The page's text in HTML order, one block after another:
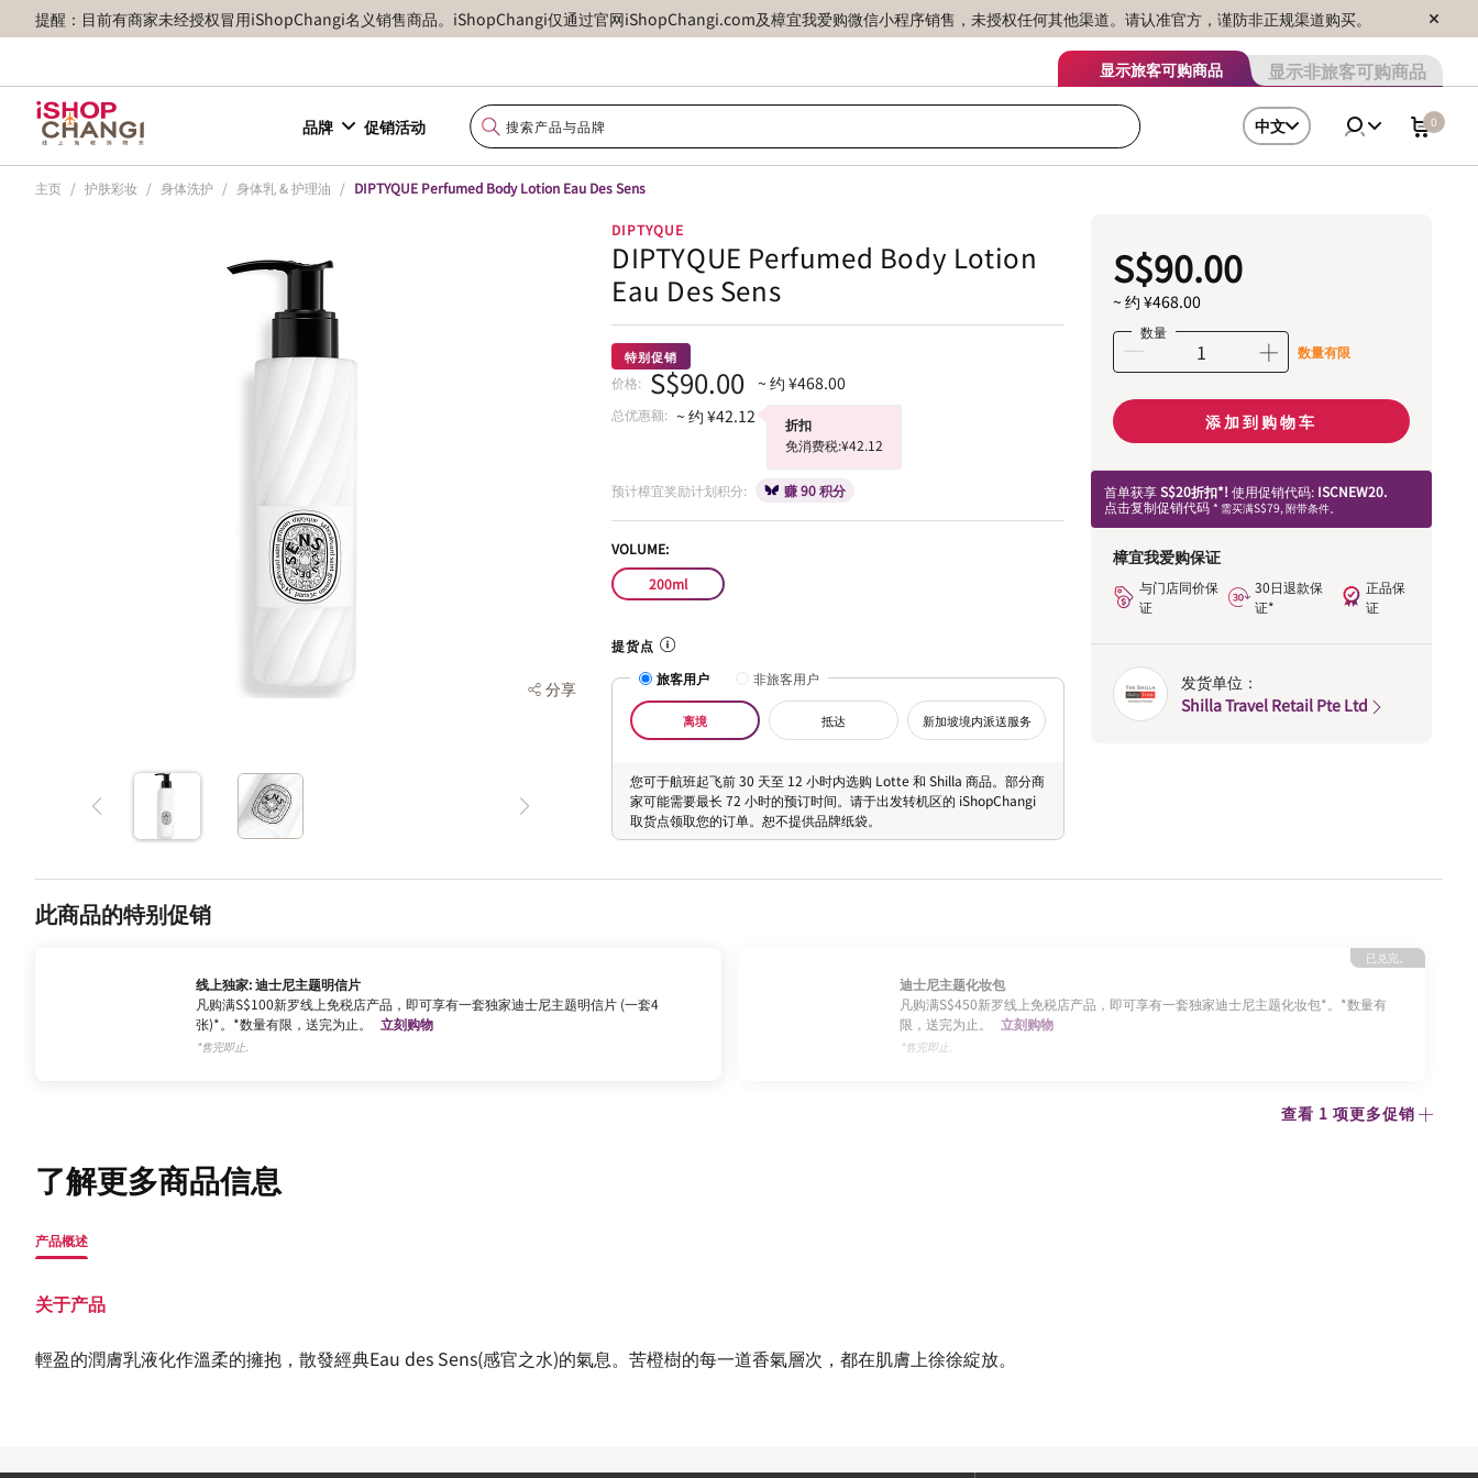
提醒：目前有商家未经授权冒用iShopChangi名义销售商品。iShopChangi仅通过官网iShopChangi.com及樟宜我爱购微信小程序销售，未授权任何其他渠道。请认准官方，谨防非正规渠道购买。
显示旅客可购商品 显示非旅客可购商品
品牌 促销活动 中文 0
主页 / 护肤彩妆 / 身体洗护 / 身体乳 & 护理油 / DIPTYQUE Perfumed Body Lotion Eau Des Sens
分享
DIPTYQUE
DIPTYQUE Perfumed Body Lotion
Eau Des Sens
特别促销
价格: S$90.00 ~ 约 ¥468.00
总优惠额: ~ 约 ¥42.12
折扣
免消费税:¥42.12
预计樟宜奖励计划积分: 赚 90 积分
VOLUME:
200ml
提货点
旅客用户
非旅客用户
离境 抵达 新加坡境内派送服务
您可于航班起飞前 30 天至 12 小时内选购 Lotte 和 Shilla 商品。部分商
家可能需要最长 72 小时的预订时间。请于出发转机区的 iShopChangi
取货点领取您的订单。恕不提供品牌纸袋。
S$90.00
~ 约 ¥468.00
数量
数量有限
添加到购物车
首单获享S$20折扣*! 使用促销代码: ISCNEW20.
点击复制促销代码 * 需买满S$79, 附带条件。
樟宜我爱购保证
与门店同价保
证
30日退款保
证*
正品保
证
发货单位：
Shilla Travel Retail Pte Ltd
此商品的特别促销
线上独家: 迪士尼主题明信片
凡购满S$100新罗线上免税店产品，即可享有一套独家迪士尼主题明信片 (一套4
张)*。*数量有限，送完为止。
立刻购物
*售完即止.
已兑完。
迪士尼主题化妆包
凡购满S$450新罗线上免税店产品，即可享有一套独家迪士尼主题化妆包*。*数量有
限，送完为止。
立刻购物
*售完即止.
查看 1 项更多促销
了解更多商品信息
产品概述
关于产品
輕盈的潤膚乳液化作溫柔的擁抱，散發經典Eau des Sens(感官之水)的氣息。苦橙樹的每一道香氣層次，都在肌膚上徐徐綻放。